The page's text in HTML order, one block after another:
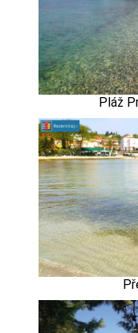
Pláž